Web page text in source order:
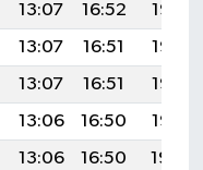
13:07 16:52
19:56
13:07 16:51
19:55
13:07 16:51
19:53
13:06 16:50
19:52
13:06 16:50
19:50